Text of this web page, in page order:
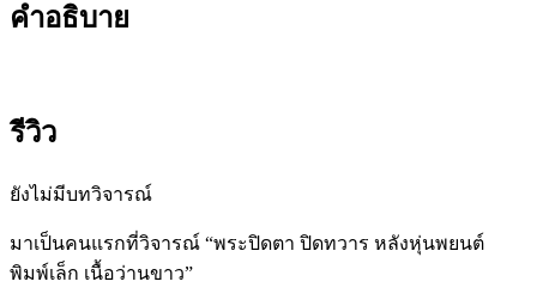
หุ่น
เล็ก
เนื้อ
ขาว
ชิ้น
คำอธิบาย
รีวิว
ยังไม่มีบทวิจารณ์
มาเป็นคนแรกที่วิจารณ์ “พระปิดตา ปิดทวาร หลังหุ่นพยนต์
พิมพ์เล็ก เนื้อว่านขาว”